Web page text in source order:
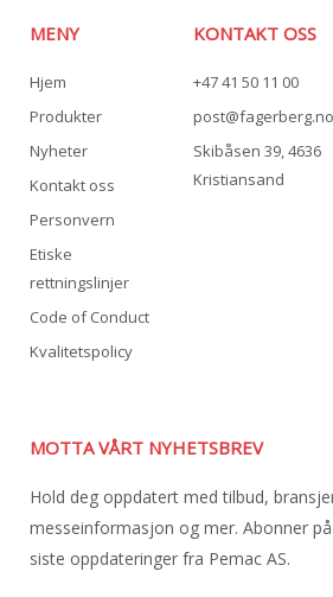
MENY
Hjem
Produkter
Nyheter
Kontakt oss
Personvern
Etiske
rettningslinjer
Code of Conduct
Kvalitetspolicy
KONTAKT OSS
+47 41 50 11 00
post@fagerberg.no
Skibåsen 39, 4636
Kristiansand
MOTTA VÅRT NYHETSBREV
Hold deg oppdatert med tilbud,
messeinformasjon og mer. Abonner
siste oppdateringer fra Pemac AS.